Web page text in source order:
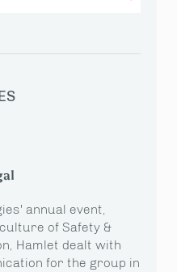
annual event,
of Safety &
Hamlet dealt with
for the group in